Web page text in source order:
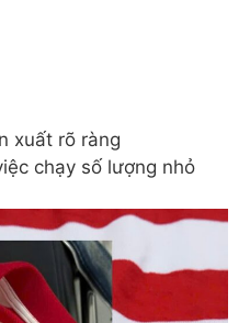
xuất rõ ràng
chạy số lượng nhỏ